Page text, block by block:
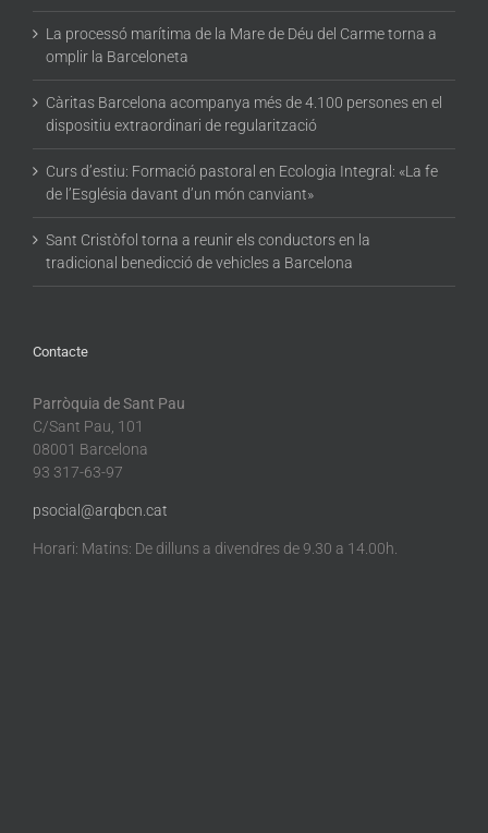
La processó marítima de la Mare de Déu del Carme torna a
omplir la Barceloneta
Càritas Barcelona acompanya més de 4.100 persones en el
dispositiu extraordinari de regularització
Curs d’estiu: Formació pastoral en Ecologia Integral: «La fe
de l’Església davant d’un món canviant»
Sant Cristòfol torna a reunir els conductors en la
tradicional benedicció de vehicles a Barcelona
Contacte
Parròquia de Sant Pau
C/Sant Pau, 101
08001 Barcelona
93 317-63-97
psocial@arqbcn.cat
Horari: Matins: De dilluns a divendres de 9.30 a 14.00h.